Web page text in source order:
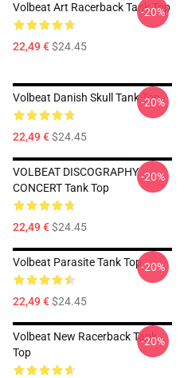
Volbeat Art Racerback Tank Top
22,49 €$24.45
-20%
Volbeat Danish Skull Tank Top
22,49 €$24.45
-20%
VOLBEAT DISCOGRAPHY
CONCERT Tank Top
22,49 €$24.45
-20%
Volbeat Parasite Tank Top
22,49 €$24.45
-20%
Volbeat New Racerback Tank
Top
-20%